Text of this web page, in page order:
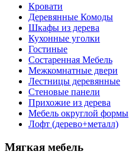
Кровати
Деревянные Комоды
Шкафы из дерева
Кухонные уголки
Гостиные
Состаренная Мебель
Межкомнатные двери
Лестницы деревянные
Стеновые панели
Прихожие из дерева
Мебель округлой формы
Лофт (дерево+металл)
Мягкая мебель